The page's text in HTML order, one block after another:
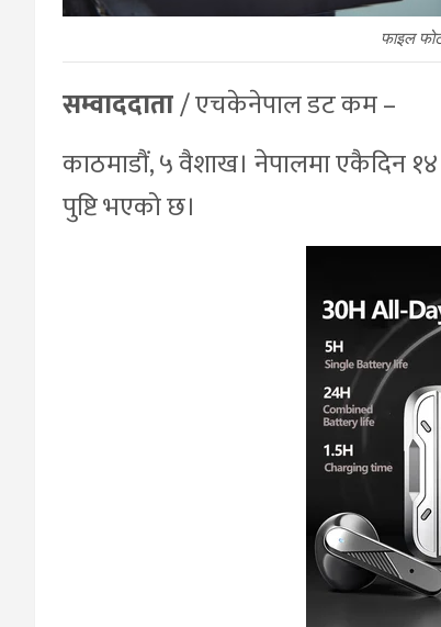
फाइल
सम्वाददाता/ एचकेनेपाल डट कम –
काठमाडौं, ५ वैशाख। नेपालमा एकैदिन
पुष्टि भएको छ।